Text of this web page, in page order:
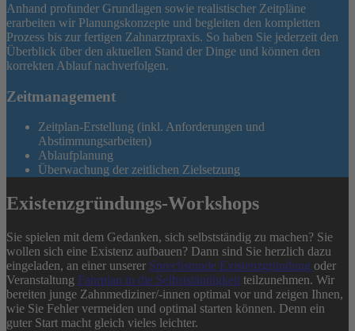
Anhand profunder Grundlagen sowie realistischer Zeitpläne
erarbeiten wir Planungskonzepte und begleiten den kompletten
Prozess bis zur fertigen Zahnarztpraxis. So haben Sie jederzeit den
Überblick über den aktuellen Stand der Dinge und können den
korrekten Ablauf nachverfolgen.
Zeitmanagement
Zeitplan-Erstellung (inkl. Anforderungen und
Abstimmungsarbeiten)
Ablaufplanung
Überwachung der zeitlichen Zielsetzung
Existenzgründungs-Workshops
Sie spielen mit dem Gedanken, sich selbstständig zu machen? Sie
wollen sich eine Existenz aufbauen? Dann sind Sie herzlich dazu
eingeladen, an einer unserer Sprechstunde Existenzgründung oder
Veranstaltung Fahrplan in die Selbstständigkeit teilzunehmen. Wir
bereiten junge Zahnmediziner/-innen optimal vor und zeigen Ihnen,
wie Sie Fehler vermeiden und optimal starten können. Denn ein
guter Start macht gleich vieles leichter.